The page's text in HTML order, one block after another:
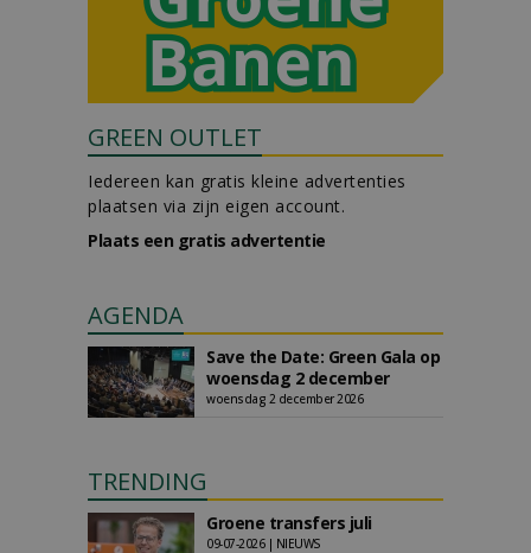
GREEN OUTLET
Iedereen kan gratis kleine advertenties
plaatsen via zijn eigen account.
Plaats een gratis advertentie
AGENDA
Save the Date: Green Gala op
woensdag 2 december
woensdag 2 december 2026
TRENDING
Groene transfers juli
09-07-2026 | NIEUWS